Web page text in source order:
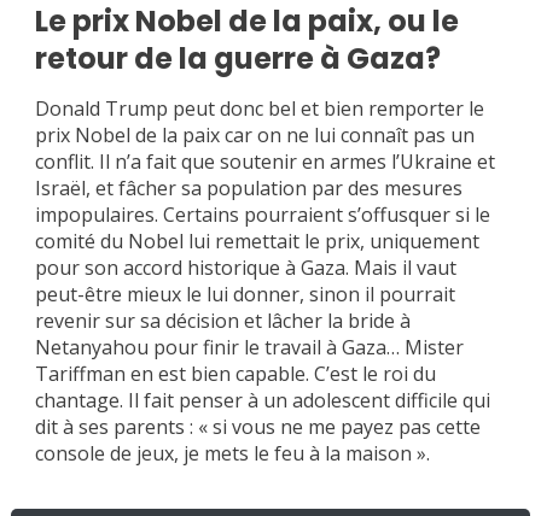
Le prix Nobel de la paix, ou le
retour de la guerre à Gaza?
Donald Trump peut donc bel et bien remporter le
prix Nobel de la paix car on ne lui connaît pas un
conflit. Il n’a fait que soutenir en armes l’Ukraine et
Israël, et fâcher sa population par des mesures
impopulaires. Certains pourraient s’offusquer si le
comité du Nobel lui remettait le prix, uniquement
pour son accord historique à Gaza. Mais il vaut
peut-être mieux le lui donner, sinon il pourrait
revenir sur sa décision et lâcher la bride à
Netanyahou pour finir le travail à Gaza… Mister
Tariffman en est bien capable. C’est le roi du
chantage. Il fait penser à un adolescent difficile qui
dit à ses parents : « si vous ne me payez pas cette
console de jeux, je mets le feu à la maison ».